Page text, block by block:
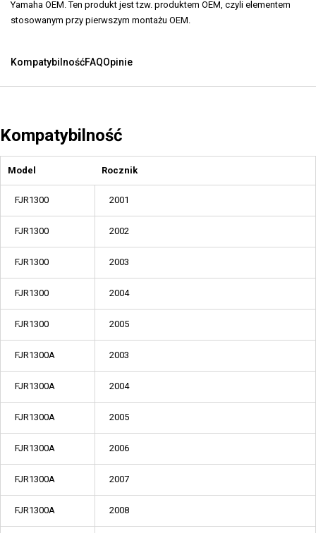
Yamaha OEM. Ten produkt jest tzw. produktem OEM, czyli elementem
stosowanym przy pierwszym montażu OEM.
KompatybilnośćFAQOpinie
Kompatybilność
Model Rocznik
FJR1300 2001
FJR1300 2002
FJR1300 2003
FJR1300 2004
FJR1300 2005
FJR1300A 2003
FJR1300A 2004
FJR1300A 2005
FJR1300A 2006
FJR1300A 2007
FJR1300A 2008